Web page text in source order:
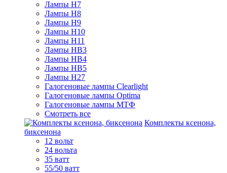
Лампы H7
Лампы H8
Лампы H9
Лампы H10
Лампы H11
Лампы HB3
Лампы HB4
Лампы HB5
Лампы H27
Галогеновые лампы Clearlight
Галогеновые лампы Optima
Галогеновые лампы МТФ
Смотреть все
Комплекты ксенона,
биксенона
12 вольт
24 вольта
35 ватт
55/50 ватт